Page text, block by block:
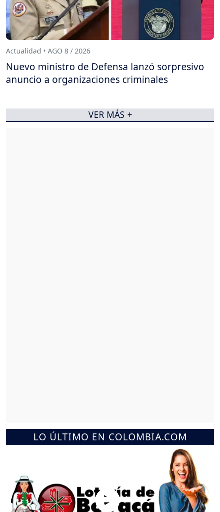
LO ÚLTIMO EN COLOMBIA.COM
Actualidad • AGO 8 / 2026
Nuevo ministro de Defensa lanzó sorpresivo
anuncio a organizaciones criminales
VER MÁS +